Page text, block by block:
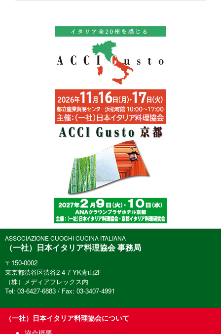
ASSOCIAZIONE CUOCHI CUCINA ITALIANA
（一社）日本イタリア料理協会 事務局
〒150-0002
東京都渋谷区渋谷2-4-7 YK青山2F
（株）メディアフレックス内
Tel: 03-6427-6883 / Fax: 03-3407-4991
（一社）日本イタリア料理協会について